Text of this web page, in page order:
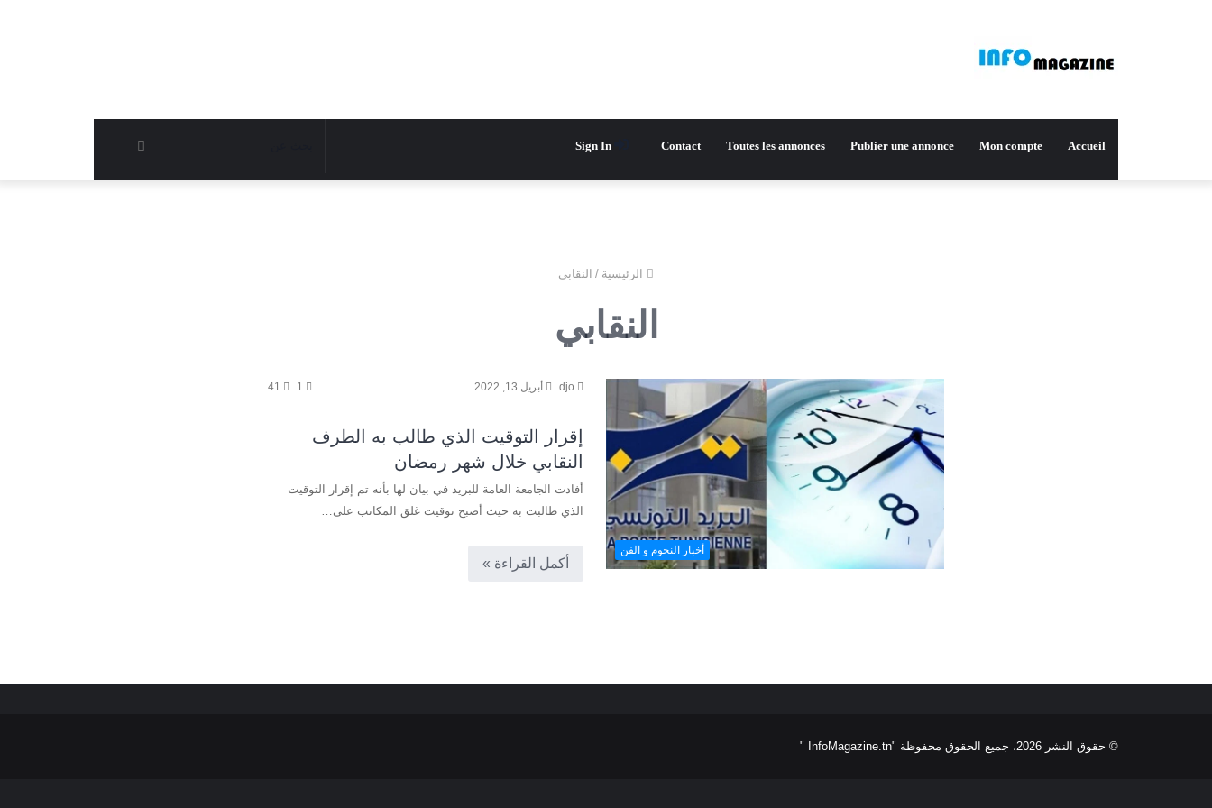
Accueil
Mon compte
Publier une annonce
Toutes les annonces
Contact
Sign In
الرئيسية / النقابي
النقابي
أخبار النجوم و الفن
djo أبريل 13, 2022 1
41
إقرار التوقيت الذي طالب به الطرف
النقابي خلال شهر رمضان
أفادت الجامعة العامة للبريد في بيان لها بأنه تم إقرار التوقيت
الذي طالبت به حيث أصبح توقيت غلق المكاتب على…
أكمل القراءة »
© حقوق النشر 2026، جميع الحقوق محفوظة "InfoMagazine.tn "